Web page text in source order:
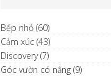
Bếp nhỏ (60)
Cảm xúc (43)
Discovery(7)
Góc vườn có nắng (9)